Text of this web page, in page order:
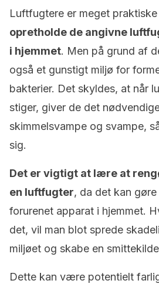
Luftfugtere er meget
opretholde de angivne
i hjemmet. Men på grund af
også et gunstigt miljø for
bakterier. Det skyldes, at når
stiger, giver de det
skimmelsvampe og svampe,
sig.
Det er vigtigt at lære at
en luftfugter, da det kan
forurenet apparat i hjemmet.
det, vil man blot sprede
miljøet og skabe en
Dette kan være potentielt